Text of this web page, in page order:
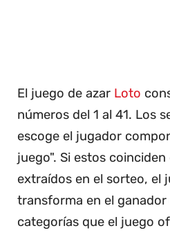
El juego de azar Loto
números del 1 al 41. Los
escoge el jugador
juego". Si estos
extraídos en el sorteo, el
transforma en el ganador
categorías que el juego